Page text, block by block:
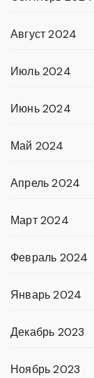
Август 2024
Июль 2024
Июнь 2024
Май 2024
Апрель 2024
Март 2024
Февраль 2024
Январь 2024
Декабрь 2023
Ноябрь 2023